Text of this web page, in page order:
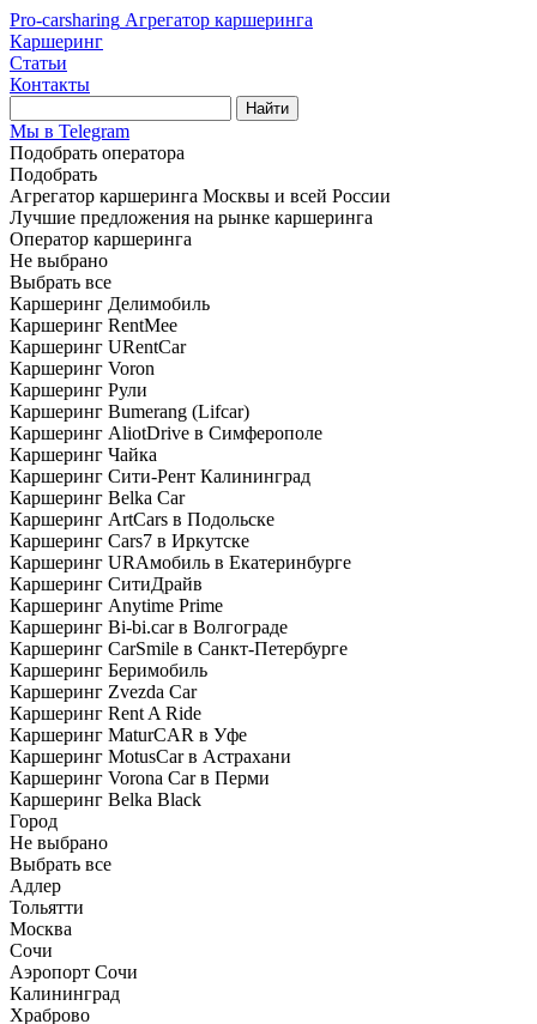
Pro-carsharing Агрегатор каршеринга
Каршеринг
Статьи
Контакты
Найти
Мы в Telegram
Подобрать оператора
Подобрать
Агрегатор каршеринга Москвы и всей России
Лучшие предложения на рынке каршеринга
Оператор каршеринга
Не выбрано
Выбрать все
Каршеринг Делимобиль
Каршеринг RentMee
Каршеринг URentCar
Каршеринг Voron
Каршеринг Рули
Каршеринг Bumerang (Lifcar)
Каршеринг AliotDrive в Симферополе
Каршеринг Чайка
Каршеринг Сити-Рент Калининград
Каршеринг Belka Car
Каршеринг ArtCars в Подольске
Каршеринг Cars7 в Иркутске
Каршеринг URAмобиль в Екатеринбурге
Каршеринг СитиДрайв
Каршеринг Anytime Prime
Каршеринг Bi-bi.car в Волгограде
Каршеринг CarSmile в Санкт-Петербурге
Каршеринг Беримобиль
Каршеринг Zvezda Car
Каршеринг Rent A Ride
Каршеринг MaturCAR в Уфе
Каршеринг MotusCar в Астрахани
Каршеринг Vorona Car в Перми
Каршеринг Belka Black
Город
Не выбрано
Выбрать все
Адлер
Тольятти
Москва
Сочи
Аэропорт Сочи
Калининград
Храброво